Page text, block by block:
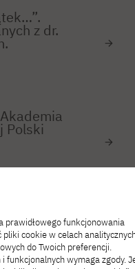
z dr.
Polski
hab.
prawidłowego funkcjonowania
cookie w celach
do Twoich preferencji.
funkcjonalnych wymaga zgody.